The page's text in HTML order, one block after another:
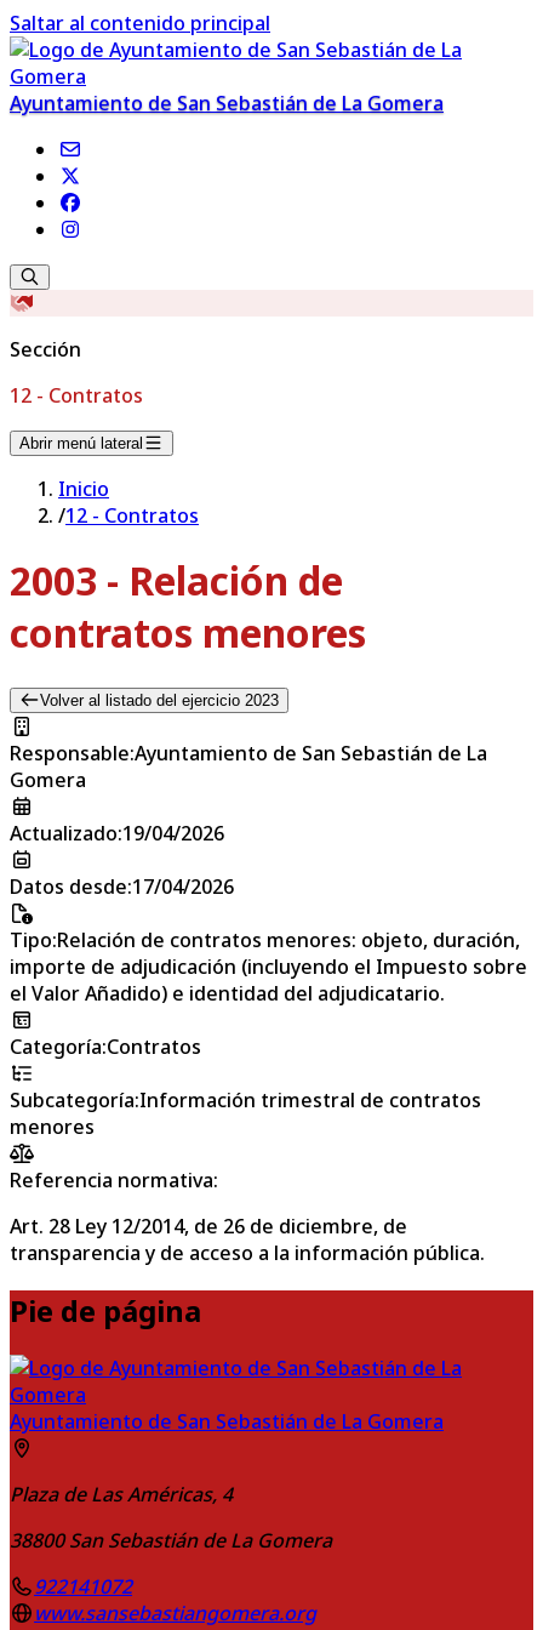
Saltar al contenido principal
Ayuntamiento de San Sebastián de La Gomera
Sección
12 - Contratos
Abrir menú lateral
Inicio
/12 - Contratos
2003 - Relación de
contratos menores
Volver al listado del ejercicio 2023
Responsable:Ayuntamiento de San Sebastián de La
Gomera
Actualizado:19/04/2026
Datos desde:17/04/2026
Tipo:Relación de contratos menores: objeto, duración,
importe de adjudicación (incluyendo el Impuesto sobre
el Valor Añadido) e identidad del adjudicatario.
Categoría:Contratos
Subcategoría:Información trimestral de contratos
menores
Referencia normativa:
Art. 28 Ley 12/2014, de 26 de diciembre, de
transparencia y de acceso a la información pública.
Pie de página
Ayuntamiento de San Sebastián de La Gomera
Plaza de Las Américas, 4
38800 San Sebastián de La Gomera
922141072
www.sansebastiangomera.org